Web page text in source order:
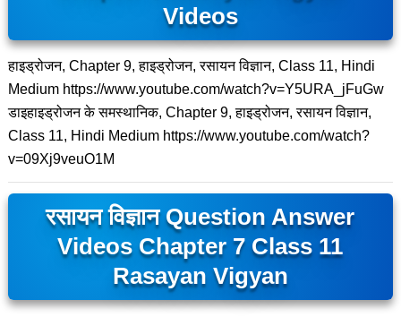
Videos
हाइड्रोजन, Chapter 9, हाइड्रोजन, रसायन विज्ञान, Class 11, Hindi
Medium https://www.youtube.com/watch?v=Y5URA_jFuGw
डाइहाइड्रोजन के समस्थानिक, Chapter 9, हाइड्रोजन, रसायन विज्ञान,
Class 11, Hindi Medium https://www.youtube.com/watch?
v=09Xj9veuO1M
रसायन विज्ञान Question Answer
Videos Chapter 7 Class 11
Rasayan Vigyan